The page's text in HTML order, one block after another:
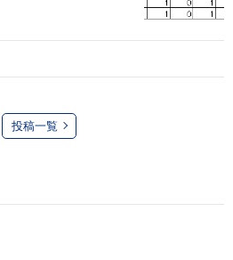
投稿一覧